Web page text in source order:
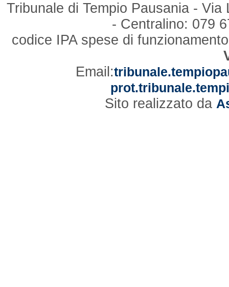
Tribunale di Tempio Pausania -
- Centralino: 079
codice IPA spese di
Email:
Sito realizzato da